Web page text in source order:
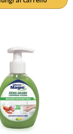
originaleattuale